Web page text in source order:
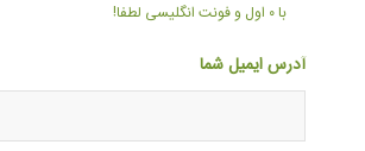
با ۰ اول و فونت انگلیسی لطفا!
آدرس ایمیل شما